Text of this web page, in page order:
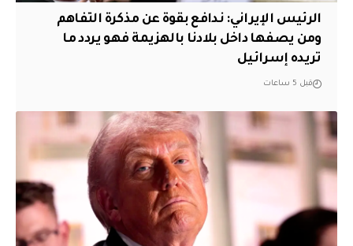
الرئيس الإيراني: ندافع بقوة عن مذكرة التفاهم
ومن يصفها داخل بلادنا بالهزيمة فهو يردد ما
تريده إسرائيل
قبل 5 ساعات